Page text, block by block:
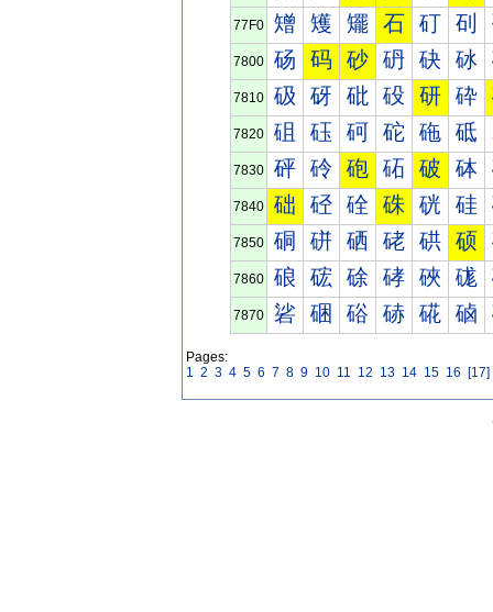
77F0 矰 矱 矲 石 矴 矵
7800 砀 码 砂 砃 砄 砅
7810 砐 砑 砒 砓 研 砕
7820 砠 砡 砢 砣 砤 砥
7830 砰 砱 砲 砳 破 砵
7840 础 硁 硂 硃 硄 硅
7850 硐 硑 硒 硓 硔 硕
7860 硠 硡 硢 硣 硤 硥
7870 硰 硱 硲 硳 硴 硵
Pages:
1 2 3 4 5 6 7 8 9 10 11 12 13 14 15 16 [17]